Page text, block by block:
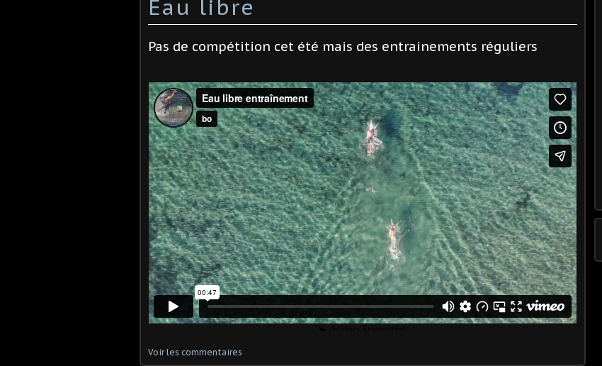
Eau libre
Pas de compétition cet été mais des entrainements réguliers
Voir les commentaires